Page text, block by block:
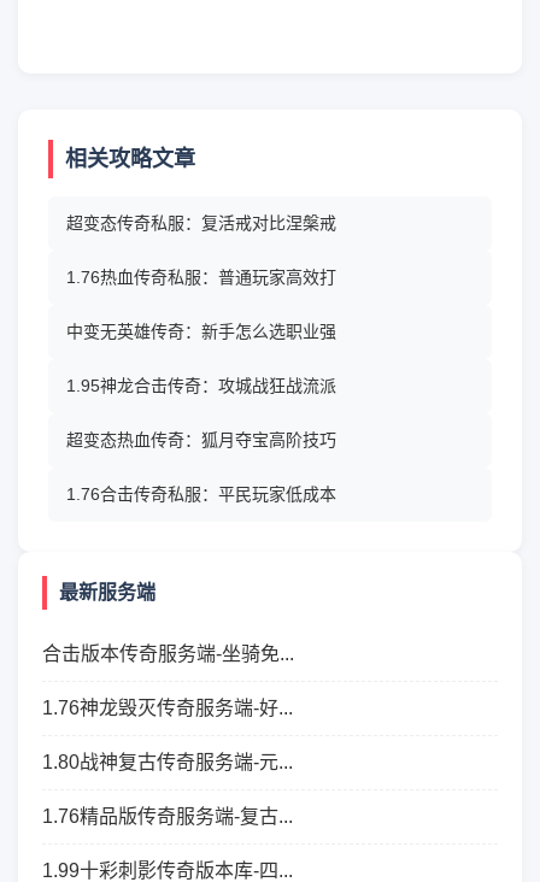
相关攻略文章
超变态传奇私服：复活戒对比涅槃戒
1.76热血传奇私服：普通玩家高效打
中变无英雄传奇：新手怎么选职业强
1.95神龙合击传奇：攻城战狂战流派
超变态热血传奇：狐月夺宝高阶技巧
1.76合击传奇私服：平民玩家低成本
最新服务端
合击版本传奇服务端-坐骑免...
1.76神龙毁灭传奇服务端-好...
1.80战神复古传奇服务端-元...
1.76精品版传奇服务端-复古...
1.99十彩刺影传奇版本库-四...